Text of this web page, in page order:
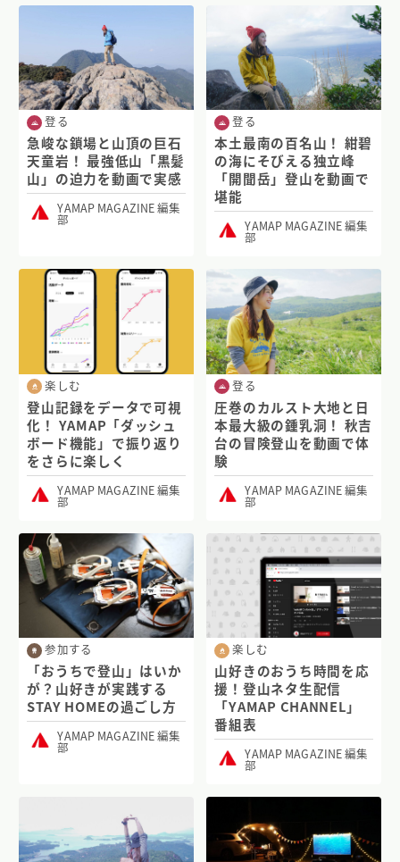
登る
急峻な鎖場と山頂の巨石
天童岩！ 最強低山「黒髪
山」の迫力を動画で実感
YAMAP MAGAZINE 編集
部
登る
本土最南の百名山！ 紺碧
の海にそびえる独立峰
「開聞岳」登山を動画で
堪能
YAMAP MAGAZINE 編集
部
楽しむ
登山記録をデータで可視
化！ YAMAP「ダッシュ
ボード機能」で振り返り
をさらに楽しく
YAMAP MAGAZINE 編集
部
登る
圧巻のカルスト大地と日
本最大級の鍾乳洞！ 秋吉
台の冒険登山を動画で体
験
YAMAP MAGAZINE 編集
部
参加する
「おうちで登山」はいか
が？山好きが実践する
STAY HOMEの過ごし方
YAMAP MAGAZINE 編集
部
楽しむ
山好きのおうち時間を応
援！登山ネタ生配信
「YAMAP CHANNEL」
番組表
YAMAP MAGAZINE 編集
部